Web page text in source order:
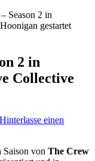
Season 2 in
gestartet
2 in
Collective
Hinterlasse einen
Saison von The Crew